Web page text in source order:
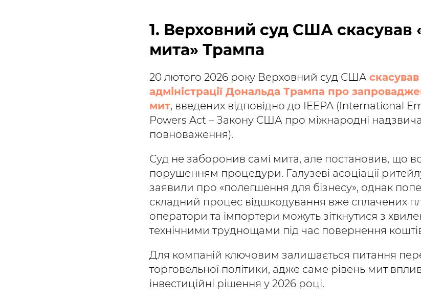
1. Верховний суд США скасував
мита» Трампа
20 лютого 2026 року Верховний суд США
адміністрації Дональда Трампа про
мит, введених відповідно до IEEPA (International
Powers Act – Закону США про міжнародні
повноваження).
Суд не заборонив самі мита, але постановив, що
порушенням процедури. Галузеві асоціації
заявили про «полегшення для бізнесу», однак
складний процес відшкодування вже сплачених
оператори та імпортери можуть зіткнутися з
технічними труднощами під час повернення
Для компаній ключовим залишається питання
торговельної політики, адже саме рівень мит
інвестиційні рішення у 2026 році.